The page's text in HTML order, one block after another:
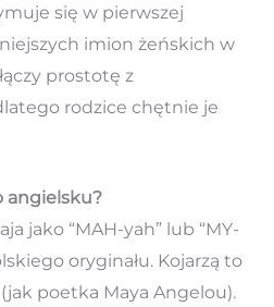
się w pierwszej
imion żeńskich w
prostotę z
rodzice chętnie je
angielsku?
jako “MAH-yah” lub “MY-
oryginału. Kojarzą to
poetka Maya Angelou).